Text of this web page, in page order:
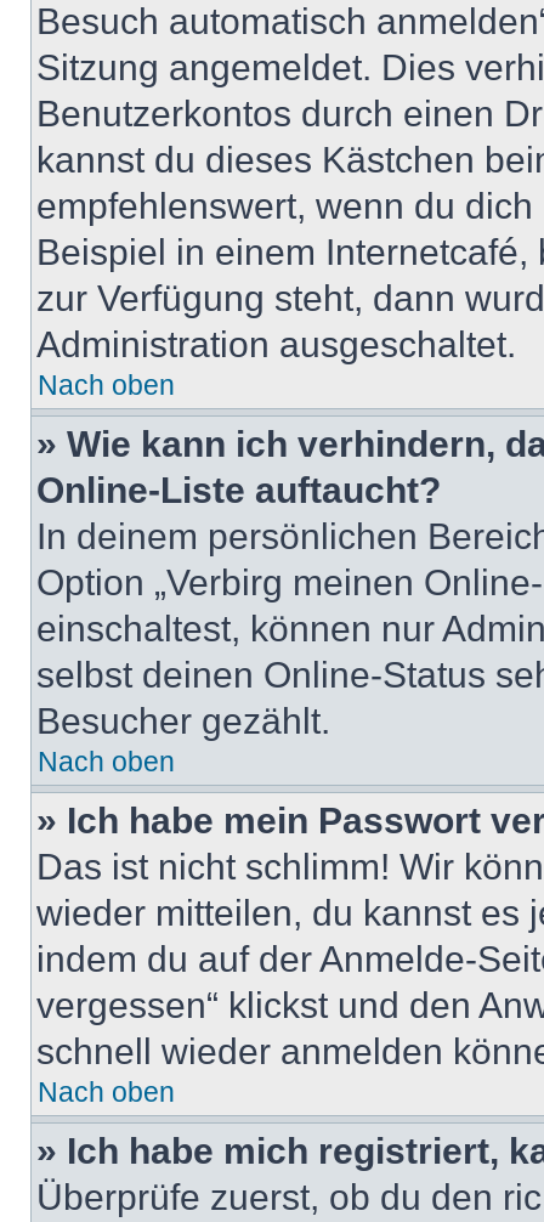
Besuch automatisch
Sitzung angemeldet. Dies
Benutzerkontos durch einen
kannst du dieses Kästchen
empfehlenswert, wenn du
Beispiel in einem
zur Verfügung steht, dann
Administration ausgeschaltet.
Nach oben
» Wie kann ich verhindern,
Online-Liste auftaucht?
In deinem persönlichen
Option „Verbirg meinen
einschaltest, können nur
selbst deinen Online-Status
Besucher gezählt.
Nach oben
» Ich habe mein Passwort
Das ist nicht schlimm! Wir
wieder mitteilen, du kannst es
indem du auf der Anmelde-
vergessen“ klickst und den
schnell wieder anmelden
Nach oben
» Ich habe mich registriert,
Überprüfe zuerst, ob du den